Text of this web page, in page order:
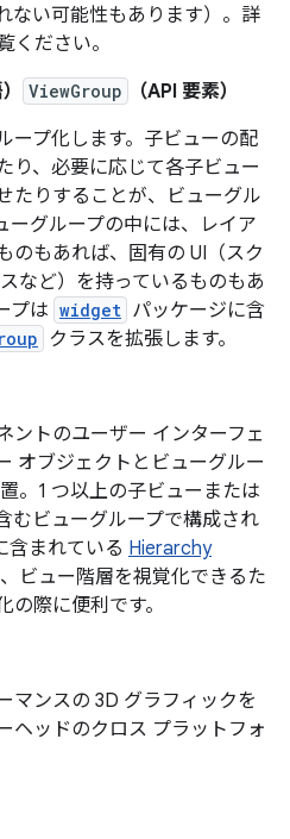
ない可能性もあります）。詳
ください。
ViewGroup
（API 要素）
ープ化します。子ビューの配
り、必要に応じて各子ビュー
たりすることが、ビューグル
ーグループの中には、レイア
のもあれば、固有の UI（スク
など）を持っているものもあ
プは widget パッケージに含
クラスを拡張します。
ントのユーザー インターフェ
オブジェクトとビューグルー
。1 つ以上の子ビューまたは
むビューグループで構成され
含まれている Hierarchy
ビュー階層を視覚化できるた
際に便利です。
マンスの 3D グラフィックを
ヘッドのクロス プラットフォ